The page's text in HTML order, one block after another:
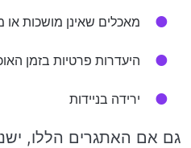
מאכלים שאינן מושכות או
היעדרות פרטיות בזמן
ירידה בניידות
גם אם האתגרים הללו,